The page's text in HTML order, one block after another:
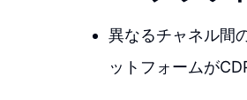
異なるチャネル間
ットフォームが